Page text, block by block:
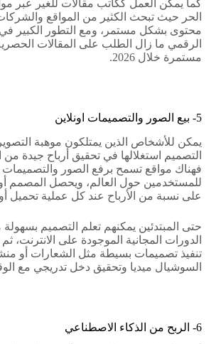
كما يمكن العمل ككاتب مقالات للغير عبر
الحر حيث تبحث الكثير من المواقع
محتوى بشكل مستمر، ومع التطور الكبير
الرقمي ما زال الطلب على المقالات
مستمرة خلال 2026.
5- بيع الصور والتصميمات اونلاين
يمكن للأشخاص الذين يمتلكون موهبة
التصميم استغلالها في تحقيق أرباح جيدة من
فهناك مواقع تسمح برفع الصور والتصميمات
للمستخدمين حول العالم، ويحصل المصمم
على نسبة من الأرباح عند كل عملية تحميل
حتى المبتدئين يمكنهم تعلم التصميم
الدورات المجانية الموجودة على الانترنت،
تنفيذ تصميمات بسيطة مثل الشعارات أو
السوشيال ميديا وتحقيق دخل تدريجي مع
6- الربح من الذكاء الاصطناعي